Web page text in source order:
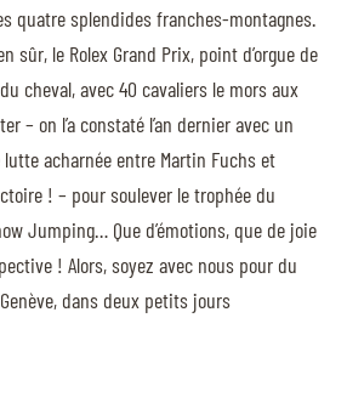
quatre splendides franches-montagnes.
sûr, le Rolex Grand Prix, point d’orgue de
cheval, avec 40 cavaliers le mors aux
– on l’a constaté l’an dernier avec un
acharnée entre Martin Fuchs et
! – pour soulever le trophée du
Jumping… Que d’émotions, que de joie
! Alors, soyez avec nous pour du
dans deux petits jours